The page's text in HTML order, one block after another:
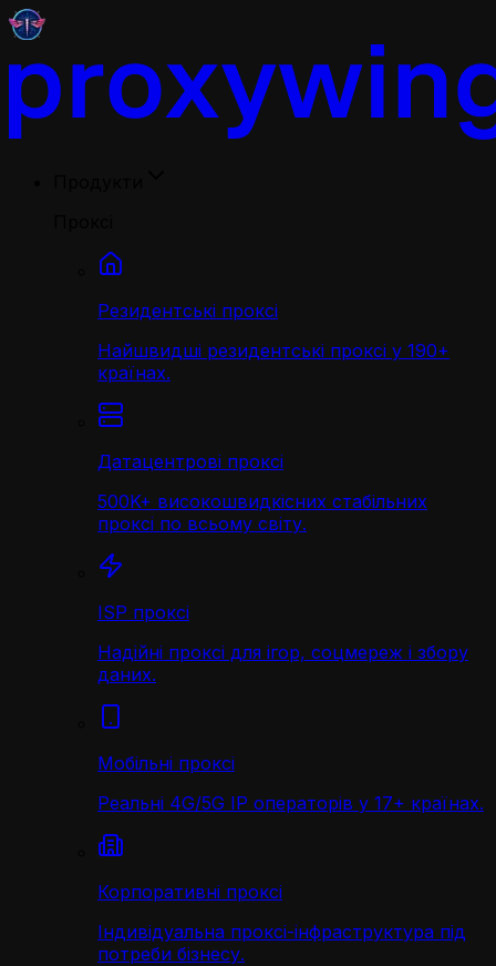
Резидентські проксі
Найшвидші резидентські проксі у 190+
країнах.
Датацентрові проксі
500K+ високошвидкісних стабільних
проксі по всьому світу.
ISP проксі
Надійні проксі для ігор, соцмереж і збору
даних.
Мобільні проксі
Реальні 4G/5G IP операторів у 17+ країнах.
Корпоративні проксі
Індивідуальна проксі-інфраструктура під
потреби бізнесу.